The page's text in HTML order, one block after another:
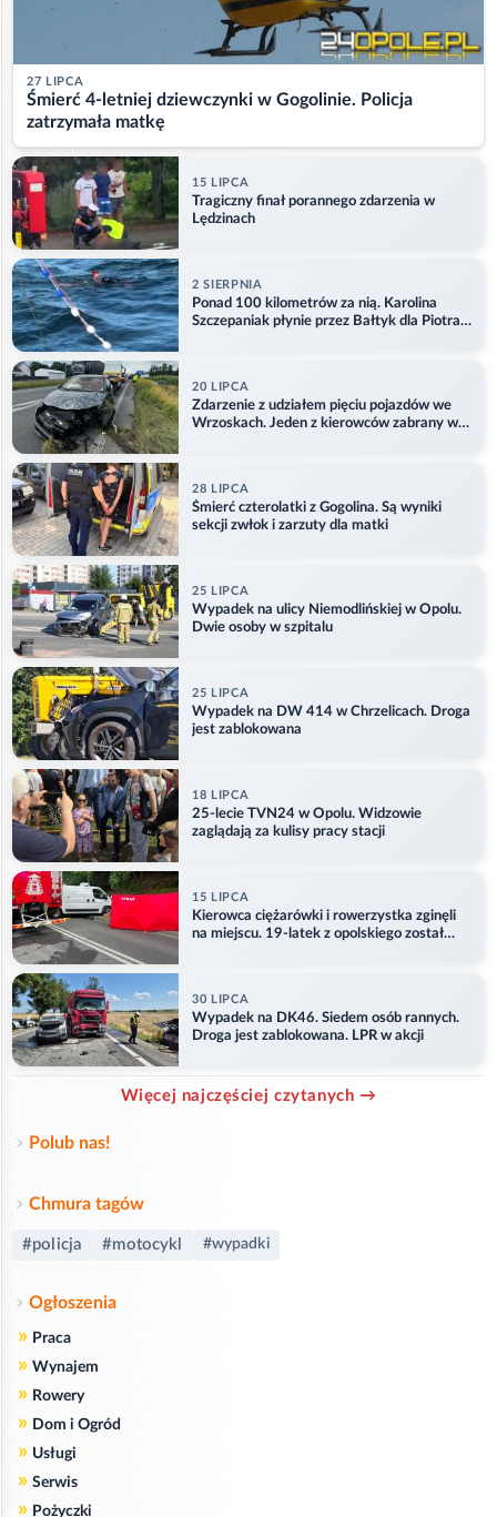
27 LIPCA
Śmierć 4-letniej dziewczynki w Gogolinie. Policja
zatrzymała matkę
15 LIPCA
Tragiczny finał porannego zdarzenia w
Lędzinach
2 SIERPNIA
Ponad 100 kilometrów za nią. Karolina
Szczepaniak płynie przez Bałtyk dla Piotra.
20 LIPCA
Zdarzenie z udziałem pięciu pojazdów we
Wrzoskach. Jeden z kierowców zabrany w
28 LIPCA
Śmierć czterolatki z Gogolina. Są wyniki
sekcji zwłok i zarzuty dla matki
25 LIPCA
Wypadek na ulicy Niemodlińskiej w Opolu.
Dwie osoby w szpitalu
25 LIPCA
Wypadek na DW 414 w Chrzelicach. Droga
jest zablokowana
18 LIPCA
25-lecie TVN24 w Opolu. Widzowie
zaglądają za kulisy pracy stacji
15 LIPCA
Kierowca ciężarówki i rowerzystka zginęli
na miejscu. 19-latek z opolskiego został
30 LIPCA
Wypadek na DK46. Siedem osób rannych.
Droga jest zablokowana. LPR w akcji
Więcej najczęściej czytanych →
Polub nas!
Chmura tagów
#policja #motocykl #wypadki
Ogłoszenia
» Praca
» Wynajem
» Rowery
» Dom i Ogród
» Usługi
» Serwis
» Pożyczki